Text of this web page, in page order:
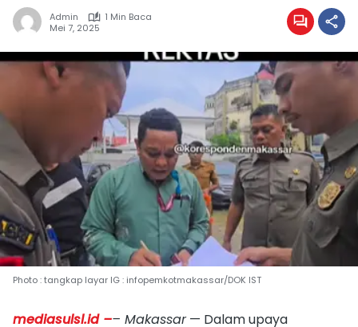
Admin
1 Min Baca
Mei 7, 2025
Photo : tangkap layar IG : infopemkotmakassar/DOK IST
mediasulsl.id –– Makassar— Dalam upaya